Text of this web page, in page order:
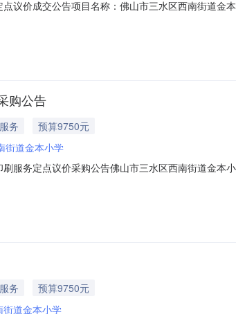
议价成交公告项目名称：佛山市三水区西南街道
(元)是否中标印刷品名称：学生成长手册服务清单:
购公告
服务
预算9750元
街道金本小学
服务定点议价采购公告佛山市三水区西南街道金本
看附件所属类别：手册材质、规格：其它印刷要求
服务
预算9750元
道金本小学